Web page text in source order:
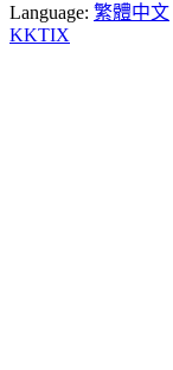
Language: 繁體中文
KKTIX